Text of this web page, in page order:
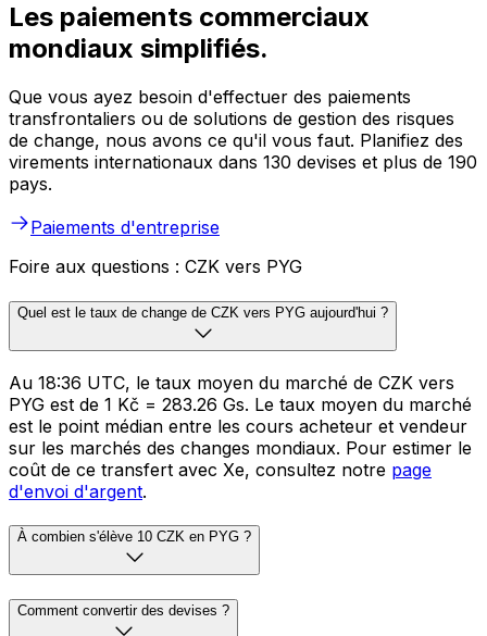
Les paiements commerciaux
mondiaux simplifiés.
Que vous ayez besoin d'effectuer des paiements
transfrontaliers ou de solutions de gestion des risques
de change, nous avons ce qu'il vous faut. Planifiez des
virements internationaux dans 130 devises et plus de 190
pays.
Paiements d'entreprise
Foire aux questions : CZK vers PYG
Quel est le taux de change de CZK vers PYG aujourd'hui ?
Au 18:36 UTC, le taux moyen du marché de CZK vers
PYG est de 1 Kč = 283.26 Gs. Le taux moyen du marché
est le point médian entre les cours acheteur et vendeur
sur les marchés des changes mondiaux. Pour estimer le
coût de ce transfert avec Xe, consultez notre page
d'envoi d'argent.
À combien s'élève 10 CZK en PYG ?
Comment convertir des devises ?